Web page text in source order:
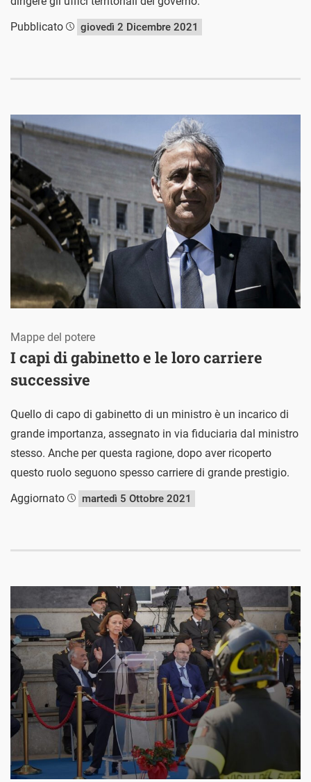
Pubblicato
giovedì 2 Dicembre 2021
I capi di gabinetto e le loro carriere
successive
Mappe del potere
Quello di capo di gabinetto di un ministro è un incarico di
grande importanza, assegnato in via fiduciaria dal ministro
stesso. Anche per questa ragione, dopo aver ricoperto
questo ruolo seguono spesso carriere di grande prestigio.
Aggiornato
martedì 5 Ottobre 2021